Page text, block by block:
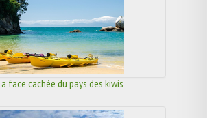
face cachée du pays des kiwis